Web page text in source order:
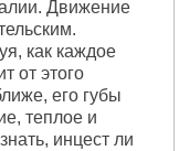
Движение
как каждое
от этого
его губы
теплое и
инцест ли